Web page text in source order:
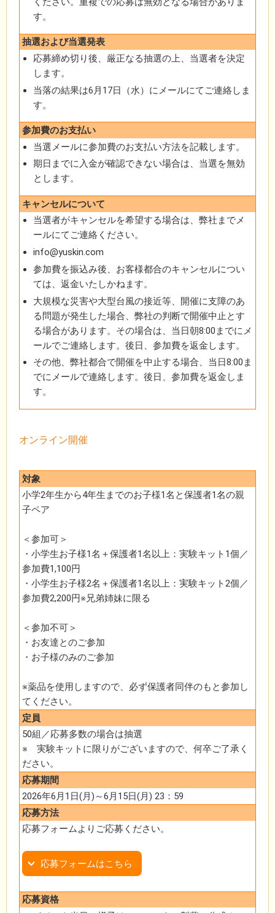
す。
抽選および当選発表
応募締め切り後、厳正なる抽選の上、当選者を決定
します。
当落の結果は6月17日（水）にメールにてご連絡しま
す。
参加費のお支払い
当選メールに参加費のお支払い方法を記載します。
期日までに入金が確認できない場合は、当選を無効
とします。
キャンセルについて
当選者がキャンセルを希望する場合は、弊社までメ
ールにてご連絡ください。
info@yuskin.com
参加費を振込み後、お客様都合のキャンセルについ
ては、返金いたしかねます。
大規模な災害や大型台風の接近等、開催に支障のあ
る問題が発生した場合、弊社の判断で開催中止とす
る場合があります。その場合は、当日朝8:00までにメ
ールでご連絡します。後日、参加費を返金します。
その他、弊社都合で開催を中止する場合、当日8:00ま
でにメールで連絡します。後日、参加費を返金しま
す。
オンライン開催
対象
小学2年生から4年生までのお子様1名と保護者1名の親
子ペア
＜参加可＞
・小学生お子様1名＋保護者1名以上：実験キット1個／
参加費1,100円
・小学生お子様2名＋保護者1名以上：実験キット2個／
参加費2,200円※兄弟姉妹に限る
＜参加不可＞
・お友達とのご参加
・お子様のみのご参加
※薬品を使用しますので、必ず保護者同伴のもと参加し
てください。
定員
50組／応募多数の場合は抽選
※ 実験キットに限りがございますので、何卒ご了承く
ださい。
応募期間
2026年6月1日(月)～6月15日(月) 23：59
応募方法
応募フォームよりご応募ください。
応募フォームはこちら
応募資格